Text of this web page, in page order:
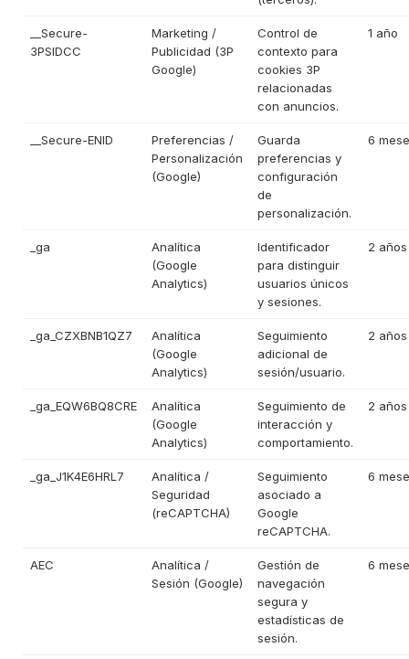
__Secure-
3PSIDCC
Marketing /
Publicidad (3P
Google)
Control de
contexto para
cookies 3P
relacionadas
con anuncios.
1 año
__Secure-ENID
Preferencias /
Personalización
(Google)
Guarda
preferencias y
configuración
de
personalización.
6
_ga
Analítica
(Google
Analytics)
Identificador
para distinguir
usuarios únicos
y sesiones.
2 años
_ga_CZXBNB1QZ7
Analítica
(Google
Analytics)
Seguimiento
adicional de
sesión/usuario.
2 años
_ga_EQW6BQ8CRE
Analítica
(Google
Analytics)
Seguimiento de
interacción y
comportamiento.
2 años
_ga_J1K4E6HRL7
Analítica /
Seguridad
(reCAPTCHA)
Seguimiento
asociado a
Google
reCAPTCHA.
6
AEC
Analítica /
Sesión (Google)
Gestión de
navegación
segura y
estadísticas de
sesión.
6